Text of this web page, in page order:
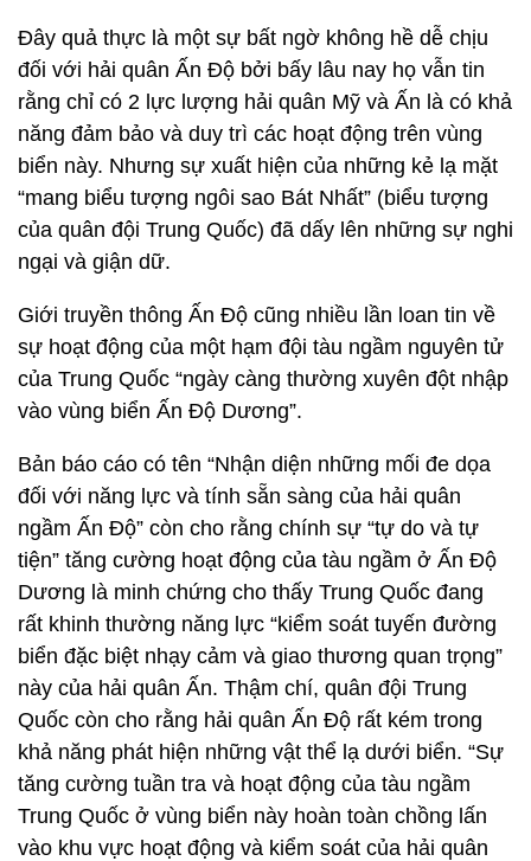
Đây quả thực là một sự bất ngờ không hề dễ chịu
đối với hải quân Ấn Độ bởi bấy lâu nay họ vẫn tin
rằng chỉ có 2 lực lượng hải quân Mỹ và Ấn là có khả
năng đảm bảo và duy trì các hoạt động trên vùng
biển này. Nhưng sự xuất hiện của những kẻ lạ mặt
“mang biểu tượng ngôi sao Bát Nhất” (biểu tượng
của quân đội Trung Quốc) đã dấy lên những sự nghi
ngại và giận dữ.
Giới truyền thông Ấn Độ cũng nhiều lần loan tin về
sự hoạt động của một hạm đội tàu ngầm nguyên tử
của Trung Quốc “ngày càng thường xuyên đột nhập
vào vùng biển Ấn Độ Dương”.
Bản báo cáo có tên “Nhận diện những mối đe dọa
đối với năng lực và tính sẵn sàng của hải quân
ngầm Ấn Độ” còn cho rằng chính sự “tự do và tự
tiện” tăng cường hoạt động của tàu ngầm ở Ấn Độ
Dương là minh chứng cho thấy Trung Quốc đang
rất khinh thường năng lực “kiểm soát tuyến đường
biển đặc biệt nhạy cảm và giao thương quan trọng”
này của hải quân Ấn. Thậm chí, quân đội Trung
Quốc còn cho rằng hải quân Ấn Độ rất kém trong
khả năng phát hiện những vật thể lạ dưới biển. “Sự
tăng cường tuần tra và hoạt động của tàu ngầm
Trung Quốc ở vùng biển này hoàn toàn chồng lấn
vào khu vực hoạt động và kiểm soát của hải quân